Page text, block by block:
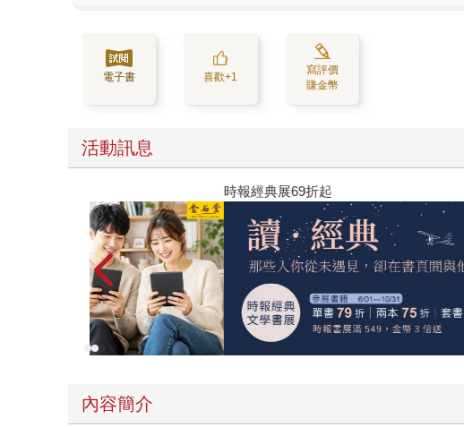
電子書 喜歡+1
寫評價
賺金幣
活動訊息
內容簡介